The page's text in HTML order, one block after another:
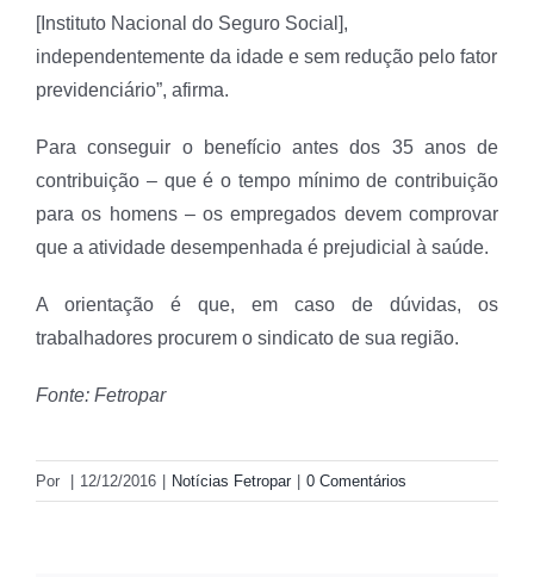
[Instituto Nacional do Seguro Social],
independentemente da idade e sem redução pelo fator
previdenciário”, afirma.
Para conseguir o benefício antes dos 35 anos de
contribuição – que é o tempo mínimo de contribuição
para os homens – os empregados devem comprovar
que a atividade desempenhada é prejudicial à saúde.
A orientação é que, em caso de dúvidas, os
trabalhadores procurem o sindicato de sua região.
Fonte: Fetropar
Por 12/12/2016 Notícias Fetropar 0 Comentários